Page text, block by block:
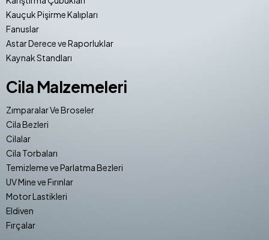
Kauçuk Pişirme Kalıpları
Fanuslar
Astar Derece ve Raporluklar
Kaynak Standları
Cila Malzemeleri
Zımparalar Ve Broseler
Cila Bezleri
Cilalar
Cila Torbaları
Temizleme ve Parlatma Bezleri
UV Mine ve Fırınlar
Motor Lastikleri
Eldiven
Fırçalar